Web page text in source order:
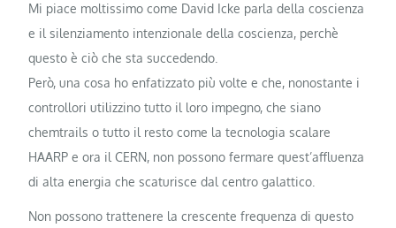
Mi piace moltissimo come David Icke parla della coscienza
e il silenziamento intenzionale della coscienza, perchè
questo è ciò che sta succedendo.
Però, una cosa ho enfatizzato più volte e che, nonostante i
controllori utilizzino tutto il loro impegno, che siano
chemtrails o tutto il resto come la tecnologia scalare
HAARP e ora il CERN, non possono fermare quest’affluenza
di alta energia che scaturisce dal centro galattico.
Non possono trattenere la crescente frequenza di questo